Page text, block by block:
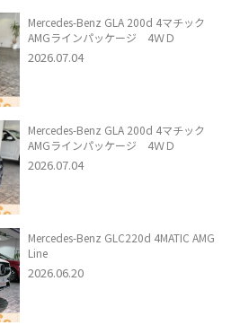
Mercedes-Benz GLA 200d 4マチック
AMGラインパッケージ 4ＷＤ
2026.07.04
Mercedes-Benz GLA 200d 4マチック
AMGラインパッケージ 4ＷＤ
2026.07.04
Mercedes-Benz GLC220d 4MATIC AMG
Line
2026.06.20